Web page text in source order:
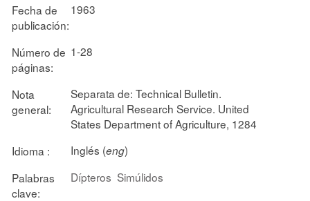
Fecha de
publicación:
1963
Número de
páginas:
1-28
Nota
general:
Separata de: Technical Bulletin.
Agricultural Research Service. United
States Department of Agriculture, 1284
Idioma :
Inglés (eng)
Palabras
clave:
Dípteros Simúlidos